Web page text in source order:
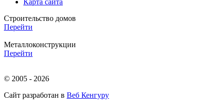
Карта сайта
Строительство домов
Перейти
Металлоконструкции
Перейти
© 2005 - 2026
Сайт разработан в Веб Кенгуру